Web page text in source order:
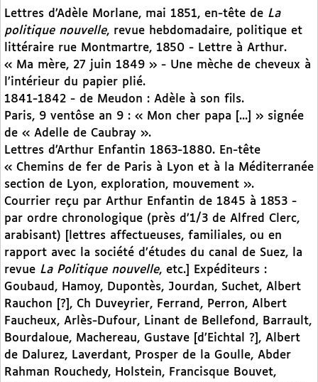
Lettres d’Adèle Morlane, mai 1851, en-tête de La
politique nouvelle, revue hebdomadaire, politique et
littéraire rue Montmartre, 1850 - Lettre à Arthur.
« Ma mère, 27 juin 1849 » - Une mèche de cheveux à
l’intérieur du papier plié.
1841-1842 - de Meudon : Adèle à son fils.
Paris, 9 ventôse an 9 : « Mon cher papa [...] » signée
de « Adelle de Caubray ».
Lettres d’Arthur Enfantin 1863-1880. En-tête
« Chemins de fer de Paris à Lyon et à la Méditerranée
section de Lyon, exploration, mouvement ».
Courrier reçu par Arthur Enfantin de 1845 à 1853 -
par ordre chronologique (près d’1/3 de Alfred Clerc,
arabisant) [lettres affectueuses, familiales, ou en
rapport avec la société d’études du canal de Suez, la
revue La Politique nouvelle, etc.] Expéditeurs :
Goubaud, Hamoy, Dupontès, Jourdan, Suchet, Albert
Rauchon [?], Ch Duveyrier, Ferrand, Perron, Albert
Faucheux, Arlès-Dufour, Linant de Bellefond, Barrault,
Bourdaloue, Machereau, Gustave [d’Eichtal ?], Albert
de Dalurez, Laverdant, Prosper de la Goulle, Abder
Rahman Rouchedy, Holstein, Francisque Bouvet,